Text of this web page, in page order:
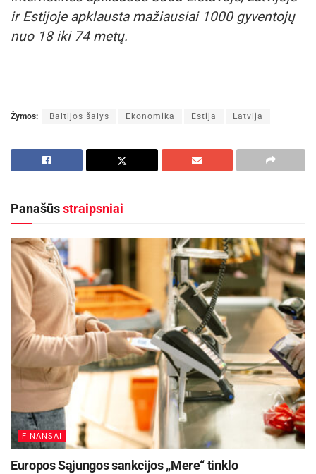
ir Estijoje apklausta mažiausiai 1000 gyventojų
nuo 18 iki 74 metų.
Žymos: Baltijos šalys Ekonomika Estija Latvija
Panašūsstraipsniai
FINANSAI
Europos Sąjungos sankcijos „Mere“ tinklo